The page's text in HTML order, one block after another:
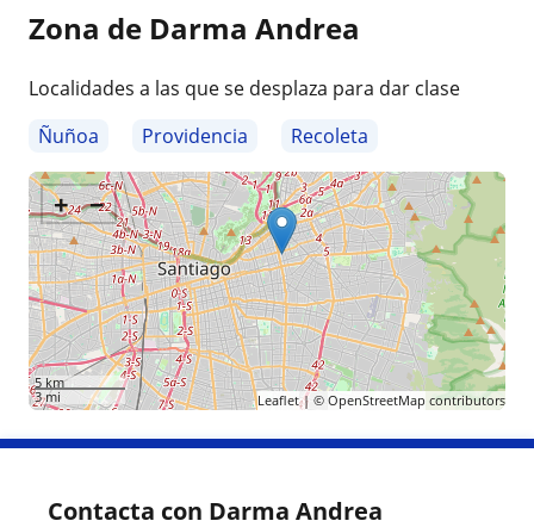
Zona de Darma Andrea
Localidades a las que se desplaza para dar clase
Ñuñoa
Providencia Recoleta
+ −
5 km
3 mi
Leaflet| © OpenStreetMap contributors
Contacta con Darma Andrea